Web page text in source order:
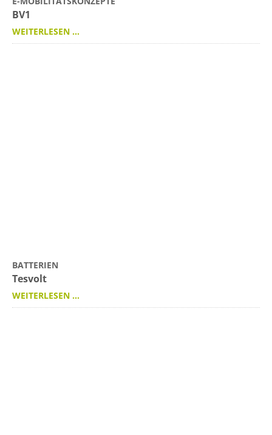
BV1
WEITERLESEN …
BATTERIEN
Tesvolt
WEITERLESEN …